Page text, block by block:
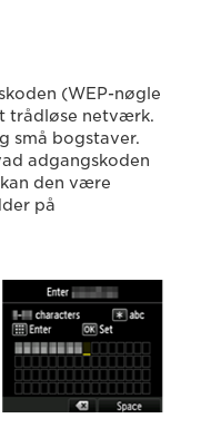
(WEP-nøgle
trådløse netværk.
små bogstaver.
adgangskoden
den være
på